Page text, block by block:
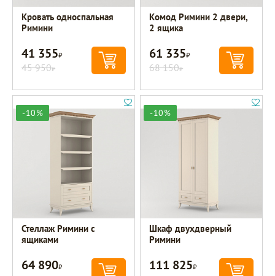
Кровать односпальная
Римини
41 355Р
45 950Р
Комод Римини 2 двери,
2 ящика
61 335Р
68 150Р
-10%
Стеллаж Римини с
ящиками
64 890Р
-10%
Шкаф двухдверный
Римини
111 825Р